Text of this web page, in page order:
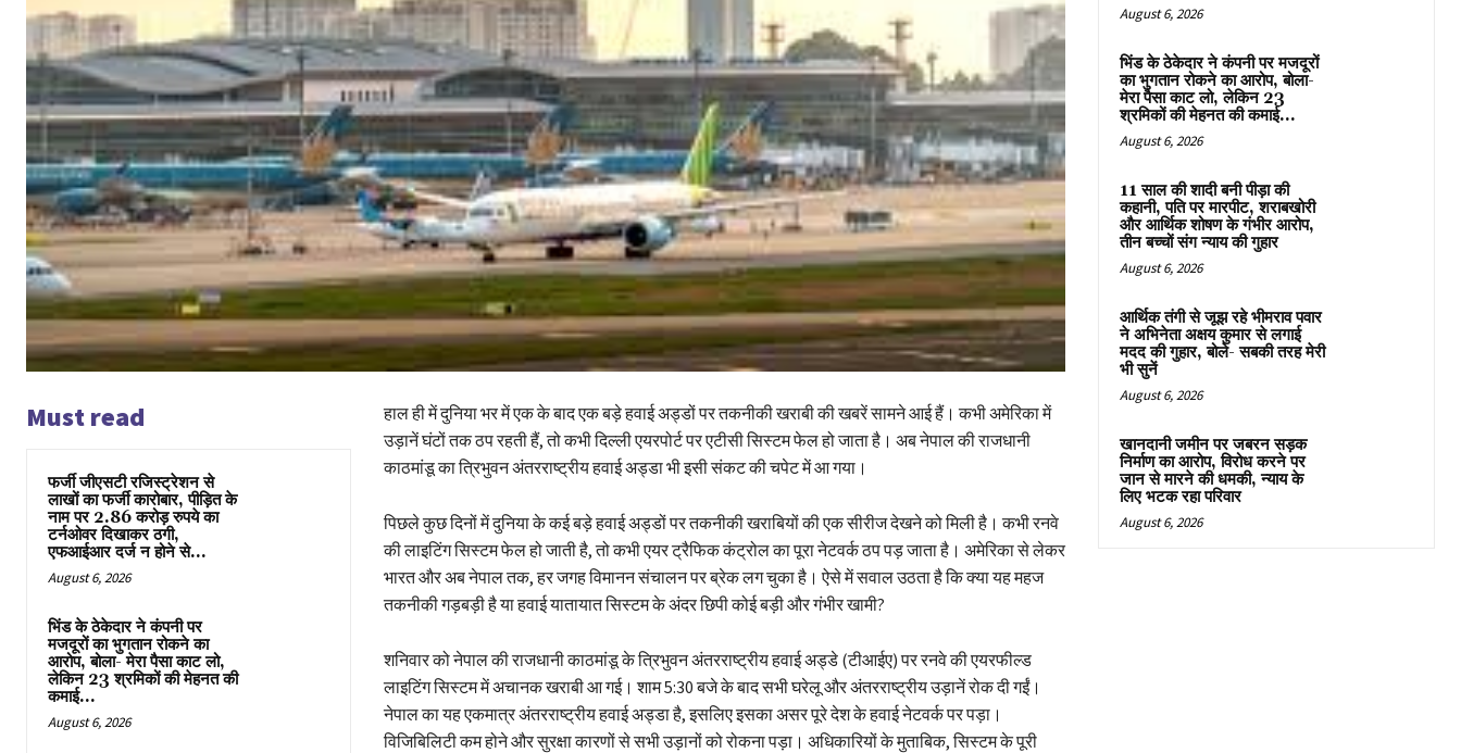
Must read
फर्जी जीएसटी रजिस्ट्रेशन से
लाखों का फर्जी कारोबार, पीड़ित के
नाम पर 2.86 करोड़ रुपये का
टर्नओवर दिखाकर ठगी,
एफआईआर दर्ज न होने से...
August 6, 2026
भिंड के ठेकेदार ने कंपनी पर
मजदूरों का भुगतान रोकने का
आरोप, बोला- मेरा पैसा काट लो,
लेकिन 23 श्रमिकों की मेहनत की
कमाई...
August 6, 2026
हाल ही में दुनिया भर में एक के बाद एक बड़े हवाई अड्डों पर तकनीकी खराबी की खबरें सामने आई हैं। कभी अमेरिका में
उड़ानें घंटों तक ठप रहती हैं, तो कभी दिल्ली एयरपोर्ट पर एटीसी सिस्टम फेल हो जाता है। अब नेपाल की राजधानी
काठमांडू का त्रिभुवन अंतरराष्ट्रीय हवाई अड्डा भी इसी संकट की चपेट में आ गया।
पिछले कुछ दिनों में दुनिया के कई बड़े हवाई अड्डों पर तकनीकी खराबियों की एक सीरीज देखने को मिली है। कभी रनवे
की लाइटिंग सिस्टम फेल हो जाती है, तो कभी एयर ट्रैफिक कंट्रोल का पूरा नेटवर्क ठप पड़ जाता है। अमेरिका से लेकर
भारत और अब नेपाल तक, हर जगह विमानन संचालन पर ब्रेक लग चुका है। ऐसे में सवाल उठता है कि क्या यह महज
तकनीकी गड़बड़ी है या हवाई यातायात सिस्टम के अंदर छिपी कोई बड़ी और गंभीर खामी?
शनिवार को नेपाल की राजधानी काठमांडू के त्रिभुवन अंतरराष्ट्रीय हवाई अड्डे (टीआईए) पर रनवे की एयरफील्ड
लाइटिंग सिस्टम में अचानक खराबी आ गई। शाम 5:30 बजे के बाद सभी घरेलू और अंतरराष्ट्रीय उड़ानें रोक दी गईं।
नेपाल का यह एकमात्र अंतरराष्ट्रीय हवाई अड्डा है, इसलिए इसका असर पूरे देश के हवाई नेटवर्क पर पड़ा।
विजिबिलिटी कम होने और सुरक्षा कारणों से सभी उड़ानों को रोकना पड़ा। अधिकारियों के मुताबिक, सिस्टम के पूरी
August 6, 2026
भिंड के ठेकेदार ने कंपनी पर मजदूरों
का भुगतान रोकने का आरोप, बोला-
मेरा पैसा काट लो, लेकिन 23
श्रमिकों की मेहनत की कमाई...
August 6, 2026
11 साल की शादी बनी पीड़ा की
कहानी, पति पर मारपीट, शराबखोरी
और आर्थिक शोषण के गंभीर आरोप,
तीन बच्चों संग न्याय की गुहार
August 6, 2026
आर्थिक तंगी से जूझ रहे भीमराव पवार
ने अभिनेता अक्षय कुमार से लगाई
मदद की गुहार, बोले- सबकी तरह मेरी
भी सुनें
August 6, 2026
खानदानी जमीन पर जबरन सड़क
निर्माण का आरोप, विरोध करने पर
जान से मारने की धमकी, न्याय के
लिए भटक रहा परिवार
August 6, 2026